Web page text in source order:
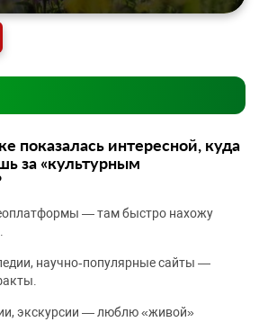
показалась интересной, куда
за «культурным
— там быстро нахожу
научно‑популярные сайты —
экскурсии — люблю «живой»